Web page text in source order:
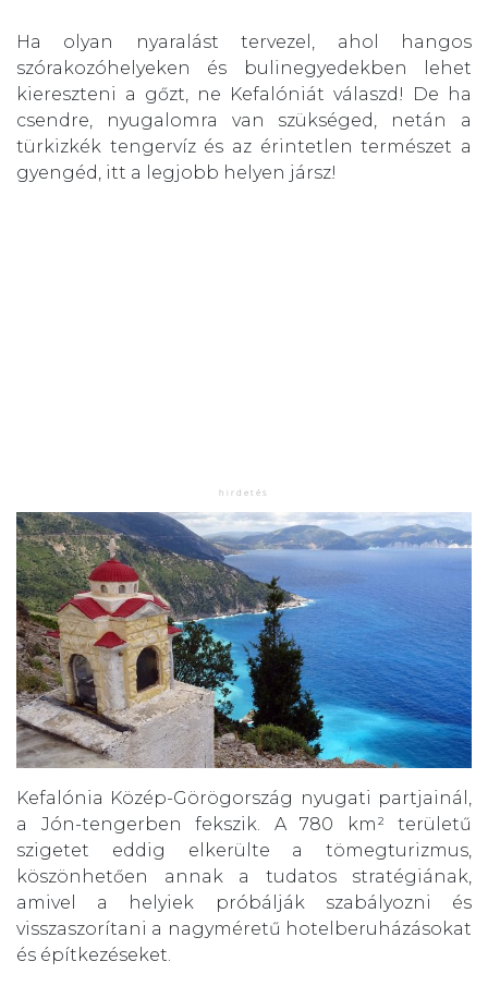
Ha olyan nyaralást tervezel, ahol hangos
szórakozóhelyeken és bulinegyedekben lehet
kiereszteni a gőzt, ne Kefalóniát válaszd! De ha
csendre, nyugalomra van szükséged, netán a
türkizkék tengervíz és az érintetlen természet a
gyengéd, itt a legjobb helyen jársz!
Kefalónia Közép-Görögország nyugati partjainál,
a Jón-tengerben fekszik. A 780 km² területű
szigetet eddig elkerülte a tömegturizmus,
köszönhetően annak a tudatos stratégiának,
amivel a helyiek próbálják szabályozni és
visszaszorítani a nagyméretű hotelberuházásokat
és építkezéseket.